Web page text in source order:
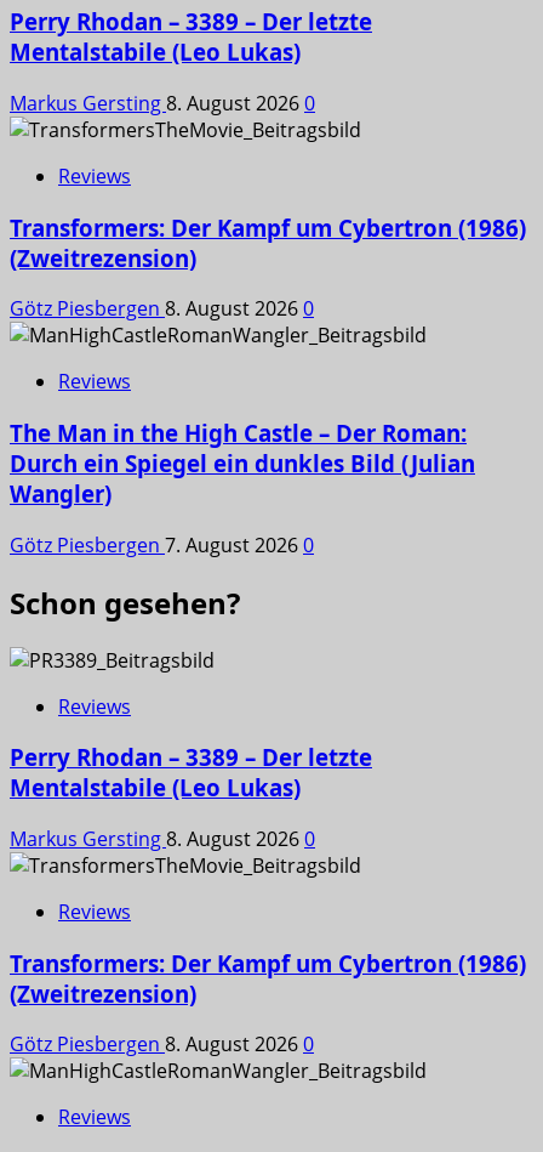
Perry Rhodan – 3389 – Der letzte
Mentalstabile (Leo Lukas)
Markus Gersting8. August 20260
Reviews
Transformers: Der Kampf um Cybertron (1986)
(Zweitrezension)
Götz Piesbergen 8. August 20260
Reviews
The Man in the High Castle – Der Roman:
Durch ein Spiegel ein dunkles Bild (Julian
Wangler)
Götz Piesbergen 7. August 20260
Schon gesehen?
Reviews
Perry Rhodan – 3389 – Der letzte
Mentalstabile (Leo Lukas)
Markus Gersting8. August 20260
Reviews
Transformers: Der Kampf um Cybertron (1986)
(Zweitrezension)
Götz Piesbergen 8. August 20260
Reviews